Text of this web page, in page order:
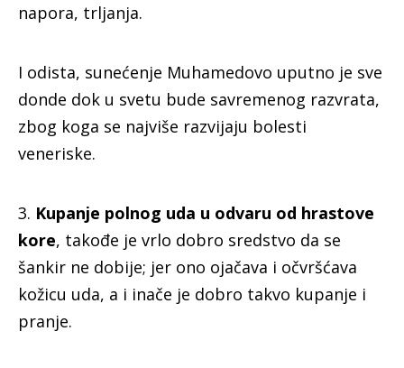
napora, trljanja.
I odista, sunećenje Muhamedovo uputno je sve
donde dok u svetu bude savremenog razvrata,
zbog koga se najviše razvijaju bolesti
veneriske.
3. Kupanje polnog uda u odvaru od hrastove
kore, takođe je vrlo dobro sredstvo da se
šankir ne dobije; jer ono ojačava i očvršćava
kožicu uda, a i inače je dobro takvo kupanje i
pranje.